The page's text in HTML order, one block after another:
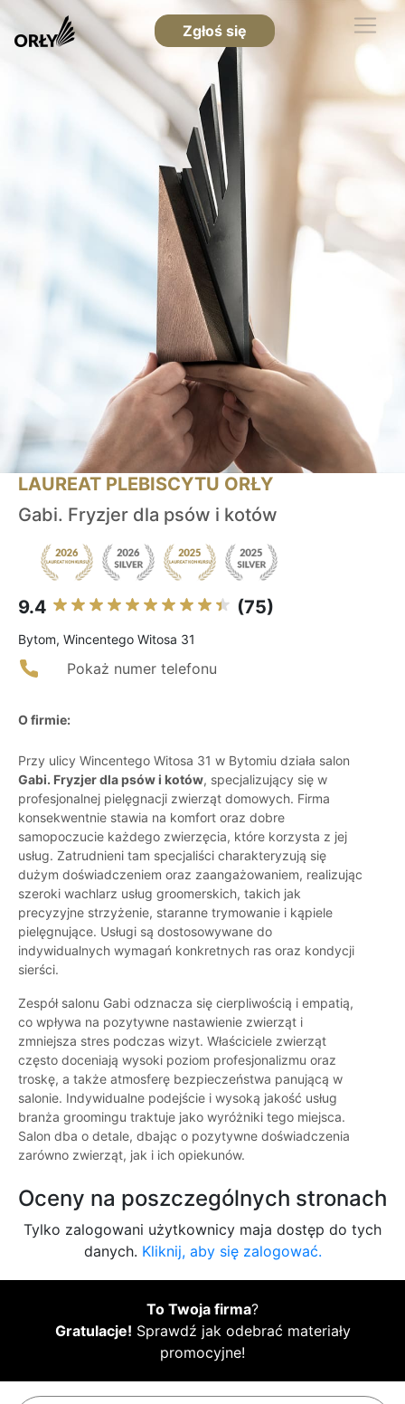
Zgłoś się
LAUREAT PLEBISCYTU ORŁY
Gabi. Fryzjer dla psów i kotów
9.4 (75)
Bytom, Wincentego Witosa 31
Pokaż numer telefonu
O firmie:
Przy ulicy Wincentego Witosa 31 w Bytomiu działa salon
Gabi. Fryzjer dla psów i kotów, specjalizujący się w
profesjonalnej pielęgnacji zwierząt domowych. Firma
konsekwentnie stawia na komfort oraz dobre
samopoczucie każdego zwierzęcia, które korzysta z jej
usług. Zatrudnieni tam specjaliści charakteryzują się
dużym doświadczeniem oraz zaangażowaniem, realizując
szeroki wachlarz usług groomerskich, takich jak
precyzyjne strzyżenie, staranne trymowanie i kąpiele
pielęgnujące. Usługi są dostosowywane do
indywidualnych wymagań konkretnych ras oraz kondycji
sierści.
Zespół salonu Gabi odznacza się cierpliwością i empatią,
co wpływa na pozytywne nastawienie zwierząt i
zmniejsza stres podczas wizyt. Właściciele zwierząt
często doceniają wysoki poziom profesjonalizmu oraz
troskę, a także atmosferę bezpieczeństwa panującą w
salonie. Indywidualne podejście i wysoką jakość usług
branża groomingu traktuje jako wyróżniki tego miejsca.
Salon dba o detale, dbając o pozytywne doświadczenia
zarówno zwierząt, jak i ich opiekunów.
Oceny na poszczególnych stronach
Tylko zalogowani użytkownicy maja dostęp do tych
danych. Kliknij, aby się zalogować.
To Twoja firma?
Gratulacje! Sprawdź jak odebrać materiały
promocyjne!